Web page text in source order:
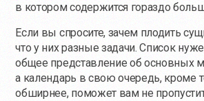
в котором содержится гораздо
Если вы спросите, зачем плодить
что у них разные задачи. Список
общее представление об основных
а календарь в свою очередь, кроме
обширнее, поможет вам не